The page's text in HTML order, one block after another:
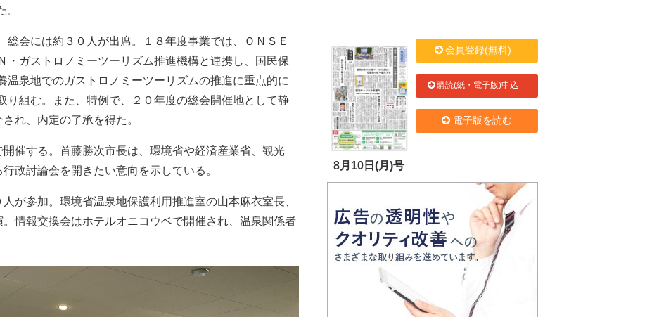
。
総会には約３０人が出席。１８年度事業では、ＯＮＳＥ
Ｎ・ガストロノミーツーリズム推進機構と連携し、国民保
温泉地でのガストロノミーツーリズムの推進に重点的に
り組む。また、特例で、２０年度の総会開催地として静
れ、内定の了承を得た。
催する。首藤勝次市長は、環境省や経済産業省、観光
政討論会を開きたい意向を示している。
が参加。環境省温泉地保護利用推進室の山本麻衣室長、
情報交換会はホテルオニコウベで開催され、温泉関係者
8月10日(月)号
会員登録(無料)
購読(紙・電子版)申込
電子版を読む